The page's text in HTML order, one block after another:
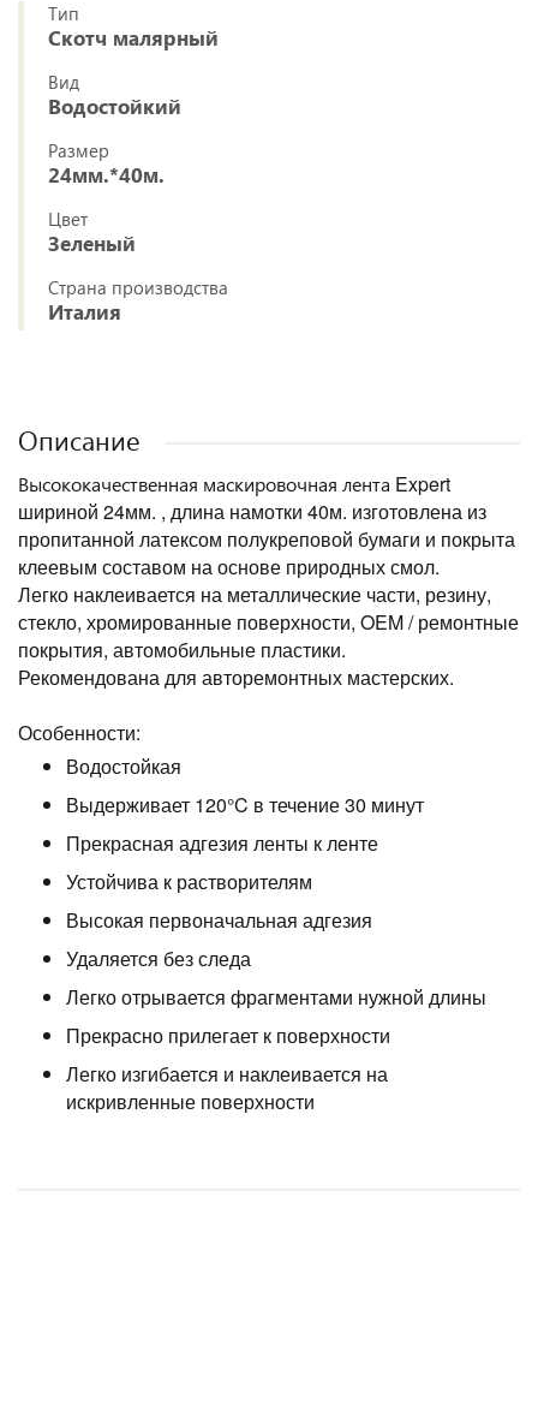
Тип
Скотч малярный
Вид
Водостойкий
Размер
24мм.*40м.
Цвет
Зеленый
Страна производства
Италия
Описание
Высококачественная маскировочная лента Expert
шириной 24мм. , длина намотки 40м. изготовлена из
пропитанной латексом полукреповой бумаги и покрыта
клеевым составом на основе природных смол.
Легко наклеивается на металлические части, резину,
стекло, хромированные поверхности, OEM / ремонтные
покрытия, автомобильные пластики.
Рекомендована для авторемонтных мастерских.
Особенности:
Водостойкая
Выдерживает 120°C в течение 30 минут
Прекрасная адгезия ленты к ленте
Устойчива к растворителям
Высокая первоначальная адгезия
Удаляется без следа
Легко отрывается фрагментами нужной длины
Прекрасно прилегает к поверхности
Легко изгибается и наклеивается на
искривленные поверхности